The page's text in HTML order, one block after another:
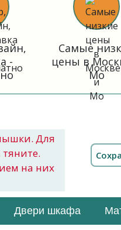
-
Самые
цены в
Мо
Для
на них
Двери шкафа